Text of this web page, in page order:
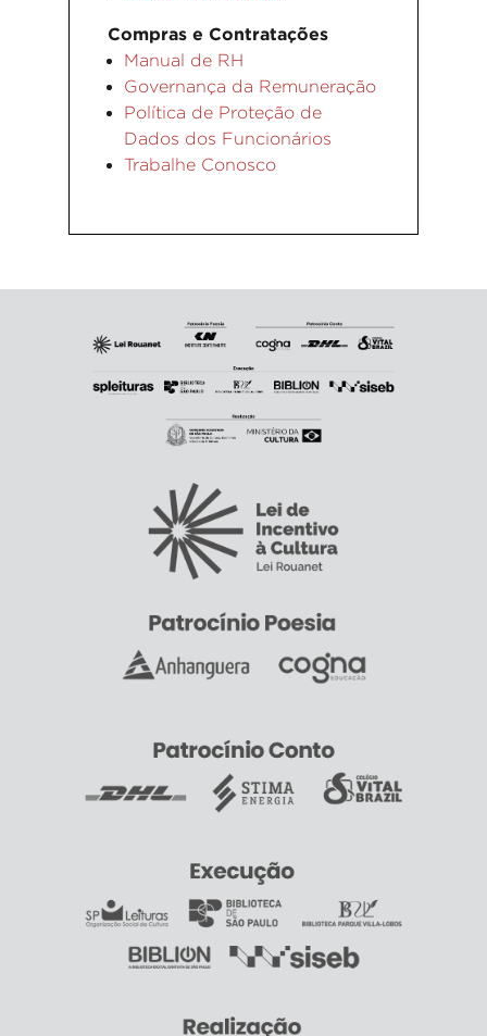
Compras e Contratações
Manual de RH
Governança da Remuneração
Política de Proteção de
Dados dos Funcionários
Trabalhe Conosco